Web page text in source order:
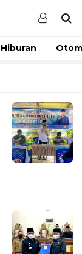
Hiburan